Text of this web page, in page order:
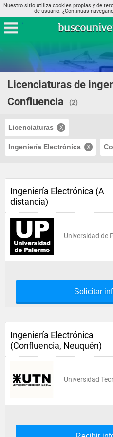
Nuestro sitio utiliza cookies propias y de
de usuario. ¿Continuas
Licenciaturas de
Confluencia
(2)
Licenciaturas
Ingeniería Electrónica
Ingeniería Electrónica (A
distancia)
Universidad de
Solicitar
Ingeniería Electrónica
(Confluencia, Neuquén)
Universidad